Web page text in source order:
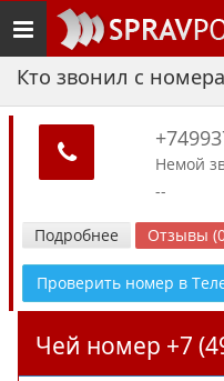
Toggle
navigation
Кто звонил с
Немой
--
Подробнее Отзывы
Проверить номер в
Чей номер +7